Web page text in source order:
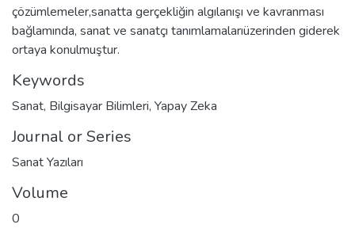
çözümlemeler,sanatta gerçekliğin algılanışı ve kavranması
bağlamında, sanat ve sanatçı tanımlamalarıüzerinden giderek
ortaya konulmuştur.
Keywords
Sanat, Bilgisayar Bilimleri, Yapay Zeka
Journal or Series
Sanat Yazıları
Volume
0